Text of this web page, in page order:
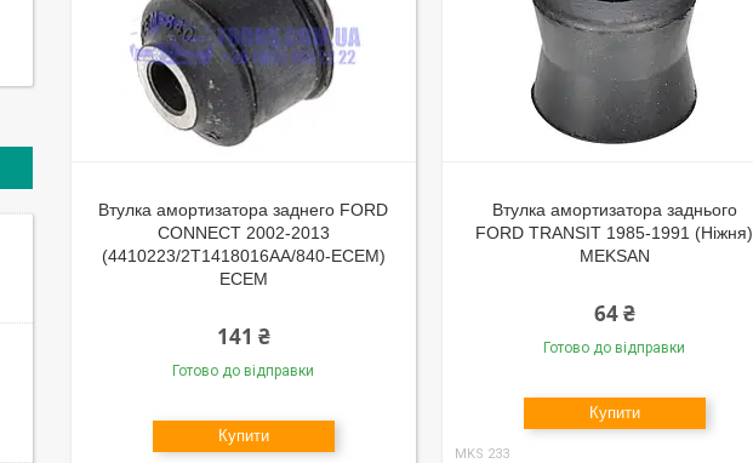
Втулка амортизатора заднего FORD
CONNECT 2002-2013
(4410223/2T1418016AA/840-ECEM)
ECEM
141 ₴
Готово до відправки
Купити
Втулка амортизатора заднього
FORD TRANSIT 1985-1991 (Ніжня)
MEKSAN
64 ₴
Готово до відправки
Купити
MKS 233